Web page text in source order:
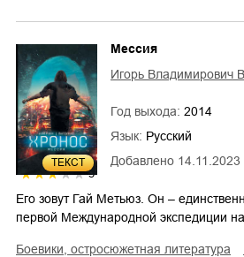
ТЕКСТ
3
Добавлено 14.11.2023
Мессия
Игорь Владимирович
Год выхода: 2014
Язык: Русский
Его зовут Гай Метьюз. Он –
первой Международной экспедиции
боевики, остросюжетная литература